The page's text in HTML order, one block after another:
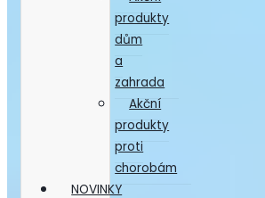
produkty
dům
a
zahrada
Akční
produkty
proti
chorobám
NOVINKY